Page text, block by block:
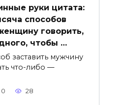
руки цитата:
способов
говорить,
чтобы …
заставить мужчину
что-либо —
0 28